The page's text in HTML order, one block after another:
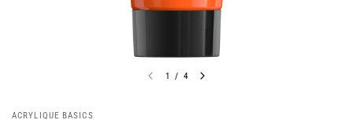
1 / 4
ACRYLIQUE BASICS